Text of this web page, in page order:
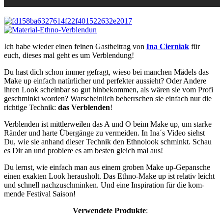
Ich habe wieder einen feinen Gastbeitrag von Ina Cierniak für
euch, dieses mal geht es um Verblendung!
Du hast dich schon immer gefragt, wieso bei man­chen Mädels das
Make up ein­fach natür­li­cher und per­fek­ter aus­sieht? Oder Andere
ihren Look schein­bar so gut hin­be­kom­men, als wären sie vom Profi
geschminkt wor­den? War­schein­lich beherr­schen sie ein­fach nur die
rich­tige Tech­nik: das Ver­blen­den!
Ver­blen­den ist mitt­ler­wei­len das A und O beim Make up, um starke
Rän­der und harte Über­gänge zu ver­mei­den. In Ina´s Video siehst
Du, wie sie anhand die­ser Tech­nik den Eth­no­look schminkt. Schau
es Dir an und pro­biere es am bes­ten gleich mal aus!
Du lernst, wie ein­fach man aus einem gro­ben Make up-Gepansche
einen exak­ten Look her­aus­holt. Das Ethno-Make up ist rela­tiv leicht
und schnell nach­zu­schmin­ken. Und eine Inspi­ra­tion für die kom­
mende Fes­ti­val Saison!
Verwendete Produkte: